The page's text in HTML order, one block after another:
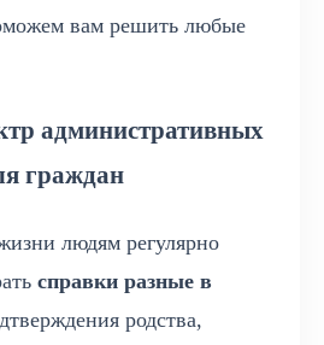
вам решить любые
административных
граждан
людям регулярно
справки разные в
родства,